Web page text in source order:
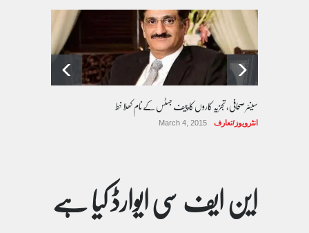
سینئر صحافی، تجزیہ کاروں کا چیف جسٹس کے نام کھلا خط
انٹرویوز/تعارف March 4, 2015
این ایف سی ایوارڈ کیا ہے